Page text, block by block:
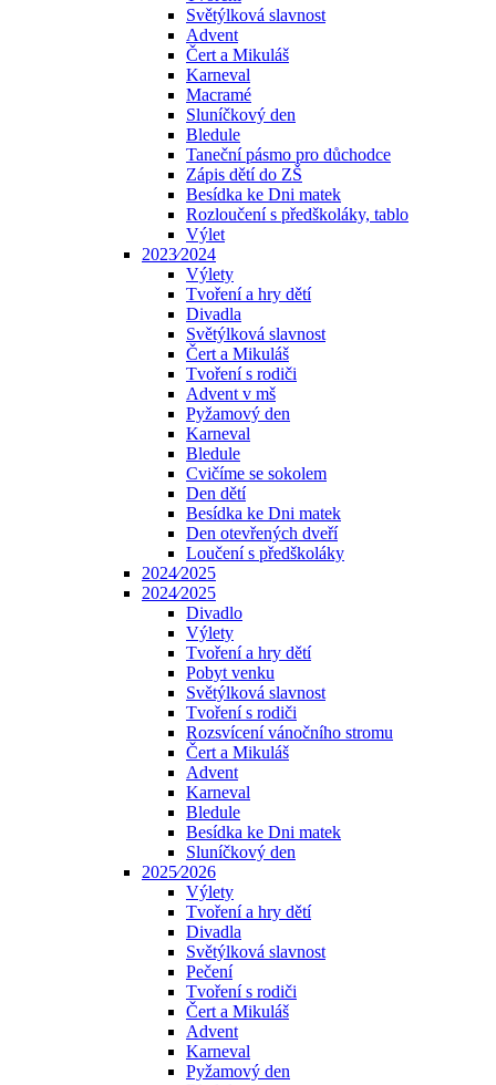
Světýlková slavnost
Advent
Čert a Mikuláš
Karneval
Macramé
Sluníčkový den
Bledule
Taneční pásmo pro důchodce
Zápis dětí do ZŠ
Besídka ke Dni matek
Rozloučení s předškoláky, tablo
Výlet
2023⁄2024
Výlety
Tvoření a hry dětí
Divadla
Světýlková slavnost
Čert a Mikuláš
Tvoření s rodiči
Advent v mš
Pyžamový den
Karneval
Bledule
Cvičíme se sokolem
Den dětí
Besídka ke Dni matek
Den otevřených dveří
Loučení s předškoláky
2024⁄2025
2024⁄2025
Divadlo
Výlety
Tvoření a hry dětí
Pobyt venku
Světýlková slavnost
Tvoření s rodiči
Rozsvícení vánočního stromu
Čert a Mikuláš
Advent
Karneval
Bledule
Besídka ke Dni matek
Sluníčkový den
2025⁄2026
Výlety
Tvoření a hry dětí
Divadla
Světýlková slavnost
Pečení
Tvoření s rodiči
Čert a Mikuláš
Advent
Karneval
Pyžamový den